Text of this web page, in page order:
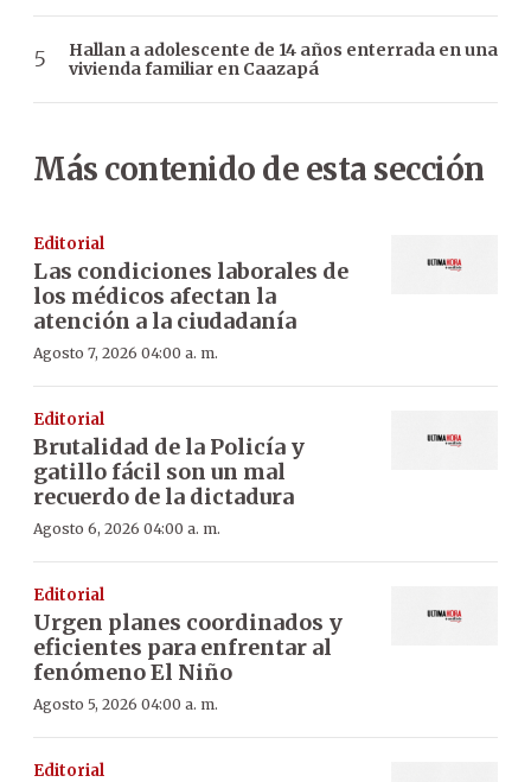
Hallan a adolescente de 14 años enterrada en una
vivienda familiar en Caazapá
Más contenido de esta sección
Editorial
Las condiciones laborales de
los médicos afectan la
atención a la ciudadanía
Agosto 7, 2026 04:00 a. m.
Editorial
Brutalidad de la Policía y
gatillo fácil son un mal
recuerdo de la dictadura
Agosto 6, 2026 04:00 a. m.
Editorial
Urgen planes coordinados y
eficientes para enfrentar al
fenómeno El Niño
Agosto 5, 2026 04:00 a. m.
Editorial